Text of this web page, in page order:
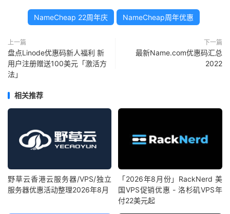
NameCheap 22周年庆 NameCheap周年优惠
上一篇
盘点Linode优惠码新人福利 新
用户注册赠送100美元「激活方
法」
下一篇
最新Name.com优惠码汇总
2022
相关推荐
野草云香港云服务器/VPS/独立
服务器优惠活动整理2026年8月
「2026年8月份」RackNerd 美
国VPS促销优惠 - 洛杉矶VPS年
付22美元起